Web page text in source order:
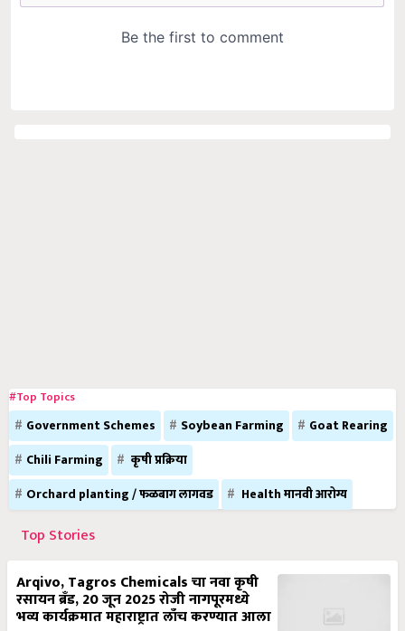
#Top Topics
Government Schemes Soybean Farming
Goat Rearing
Chili Farming
कृषी प्रक्रिया
Orchard planting / फळबाग लागवड
Health मानवी आरोग्य
Top Stories
Arqivo, Tagros Chemicals चा नवा कृषी
रसायन ब्रँड, 20 जून 2025 रोजी नागपूरमध्ये
भव्य कार्यक्रमात महाराष्ट्रात लाँच करण्यात आला